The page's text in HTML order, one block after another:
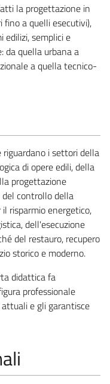
la progettazione in
a quelli esecutivi),
edilizi, semplici e
da quella urbana a
a quella tecnico-
i settori della
di opere edili, della
progettazione
controllo della
risparmio energetico,
dell'esecuzione
del restauro, recupero
storico e moderno.
didattica fa
professionale
e gli garantisce